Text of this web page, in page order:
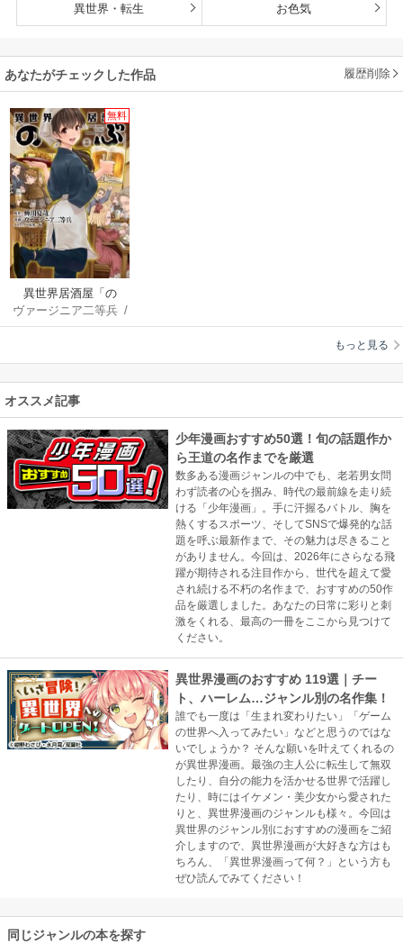
異世界・転生 お色気
あなたがチェックした作品 履歴削除
無料
異世界居酒屋「の
ぶ」
ヴァージニア二等兵/
蝉川夏哉/転
もっと見る
オススメ記事
少年漫画おすすめ50選！旬の話題作か
ら王道の名作までを厳選
数多ある漫画ジャンルの中でも、老若男女問
わず読者の心を掴み、時代の最前線を走り続
ける「少年漫画」。手に汗握るバトル、胸を
熱くするスポーツ、そしてSNSで爆発的な話
題を呼ぶ最新作まで、その魅力は尽きること
がありません。今回は、2026年にさらなる飛
躍が期待される注目作から、世代を超えて愛
され続ける不朽の名作まで、おすすめの50作
品を厳選しました。あなたの日常に彩りと刺
激をくれる、最高の一冊をここから見つけて
ください。
異世界漫画のおすすめ 119選｜チー
ト、ハーレム…ジャンル別の名作集！
誰でも一度は「生まれ変わりたい」「ゲーム
の世界へ入ってみたい」などと思うのではな
いでしょうか？ そんな願いを叶えてくれるの
が異世界漫画。最強の主人公に転生して無双
したり、自分の能力を活かせる世界で活躍し
たり、時にはイケメン・美少女から愛された
りと、異世界漫画のジャンルも様々。今回は
異世界のジャンル別におすすめの漫画をご紹
介しますので、異世界漫画が大好きな方はも
ちろん、「異世界漫画って何？」という方も
ぜひ読んでみてください！
同じジャンルの本を探す